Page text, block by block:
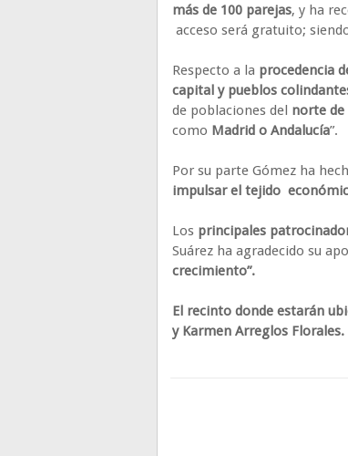
más de 100 parejas, y ha
acceso será gratuito;
Respecto a la procedencia
capital y pueblos
de poblaciones del norte de
como Madrid o Andalucía”.
Por su parte Gómez ha
impulsar el tejido
Los principales
Suárez ha agradecido su
crecimiento”.
El recinto donde estarán
y Karmen Arreglos Florales.